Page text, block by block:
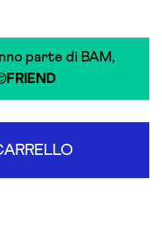
parte di BAM,
FRIEND